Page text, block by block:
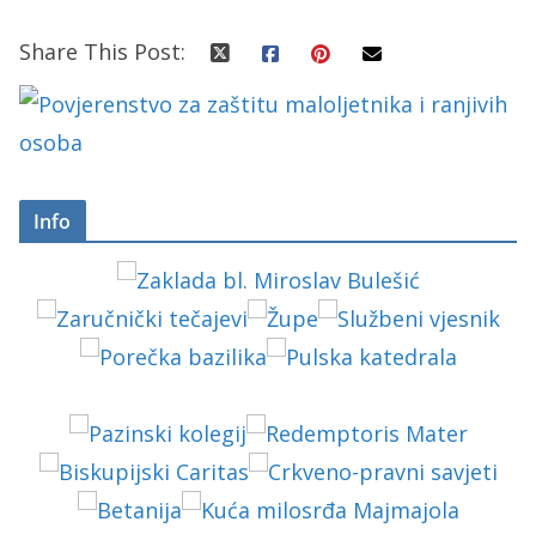
Share This Post:
Info